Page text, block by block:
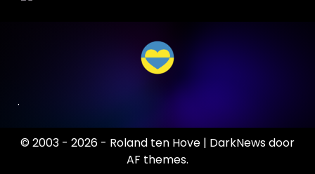
.
© 2003 - 2026 - Roland ten Hove | DarkNewsdoor
AF themes.